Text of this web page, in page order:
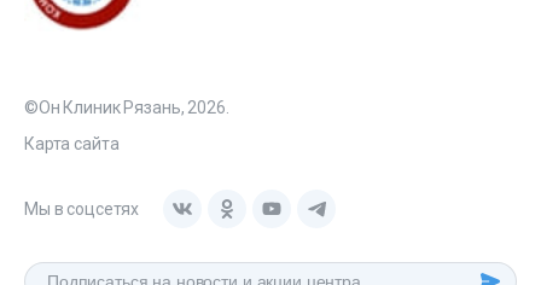
©Он Клиник Рязань, 2026.
Карта сайта
Мы в соцсетях